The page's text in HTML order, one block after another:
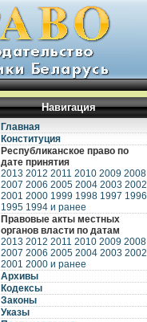
Навигация
Главная
Конституция
Республиканское право по
дате принятия
2013 2012 2011 2010 2009 2008
2007 2006 2005 2004 2003 2002
2001 2000 1999 1998 1997 1996
1995 1994 и ранее
Правовые акты местных
органов власти по датам
2013 2012 2011 2010 2009 2008
2007 2006 2005 2004 2003 2002
2001 2000 и ранее
Архивы
Кодексы
Законы
Указы